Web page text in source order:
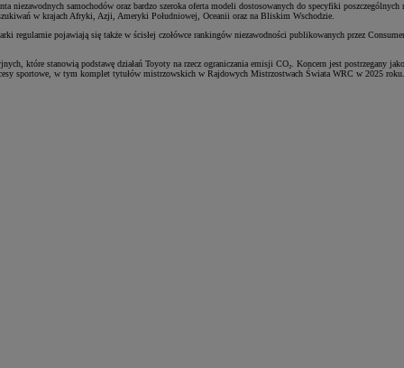
samochodów oraz bardzo szeroka oferta modeli dostosowanych do specyfiki
w krajach Afryki, Azji, Ameryki Południowej, Oceanii oraz na Bliskim Wschodzie.
pojawiają się także w ścisłej czołówce rankingów niezawodności publikowanych przez
które stanowią podstawę działań Toyoty na rzecz ograniczania emisji CO₂. Koncern jest postrzegany
sportowe, w tym komplet tytułów mistrzowskich w Rajdowych Mistrzostwach Świata WRC w 2025 roku.